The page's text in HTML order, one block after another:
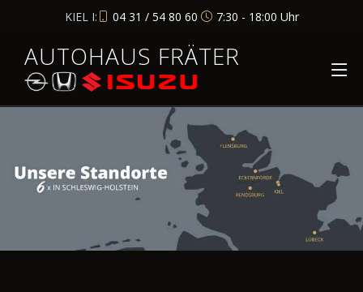
KIEL I: 04 31 / 54 80 60 7:30 - 18:00 Uhr
AUTOHAUS FRÄTER